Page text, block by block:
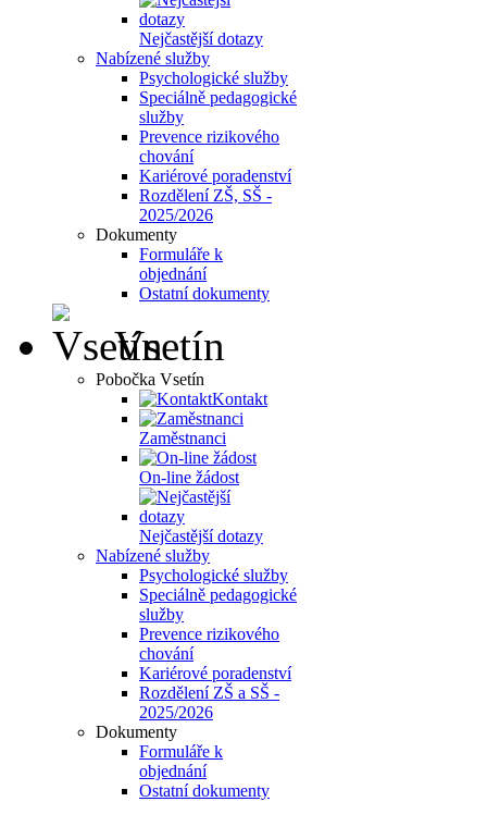
Nejčastější dotazy
Nabízené služby
Psychologické služby
Speciálně pedagogické
služby
Prevence rizikového
chování
Kariérové poradenství
Rozdělení ZŠ, SŠ -
2025/2026
Dokumenty
Formuláře k
objednání
Ostatní dokumenty
Vsetín
Pobočka Vsetín
Kontakt
Zaměstnanci
On-line žádost
Nejčastější dotazy
Nabízené služby
Psychologické služby
Speciálně pedagogické
služby
Prevence rizikového
chování
Kariérové poradenství
Rozdělení ZŠ a SŠ -
2025/2026
Dokumenty
Formuláře k
objednání
Ostatní dokumenty